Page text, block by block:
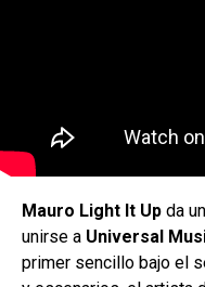
Mauro Light It Up da
unirse a Universal
primer sencillo bajo el